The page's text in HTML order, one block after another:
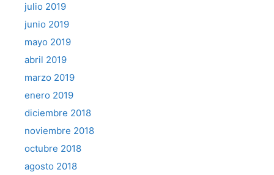
julio 2019
junio 2019
mayo 2019
abril 2019
marzo 2019
enero 2019
diciembre 2018
noviembre 2018
octubre 2018
agosto 2018